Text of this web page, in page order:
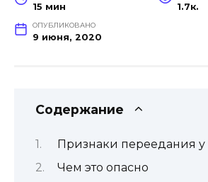
15 мин 1.7к.
ОПУБЛИКОВАНО
9 июня, 2020
Содержание
Признаки переедания у
Чем это опасно